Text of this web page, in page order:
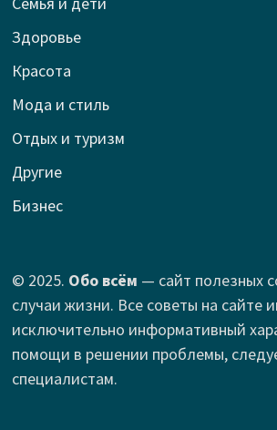
Здоровье
Красота
Мода и стиль
Отдых и туризм
Другие
Бизнес
© 2025. Обо всём — сайт полезных
случаи жизни. Все советы на сайте
исключительно информативный
помощи в решении проблемы,
специалистам.